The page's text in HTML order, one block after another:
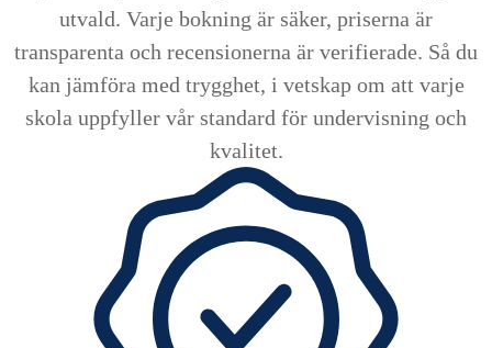
utvald. Varje bokning är säker, priserna är
transparenta och recensionerna är verifierade. Så du
kan jämföra med trygghet, i vetskap om att varje
skola uppfyller vår standard för undervisning och
kvalitet.